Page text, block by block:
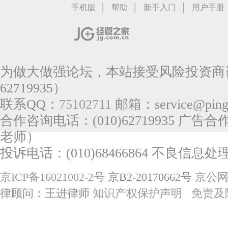
手机版 | 帮助 | 新手入门 | 用户手册
为做大做强论坛，本站接受风险投资
62719935）
联系QQ： 75102711 邮箱：
合作咨询电话：(010)62719935 广告合
老师）
投诉电话：(010)68466864 不良信息处
京ICP备16021002-2号 京B2-20170662号 京公
律顾问：王进律师 知识产权保护声明 免责